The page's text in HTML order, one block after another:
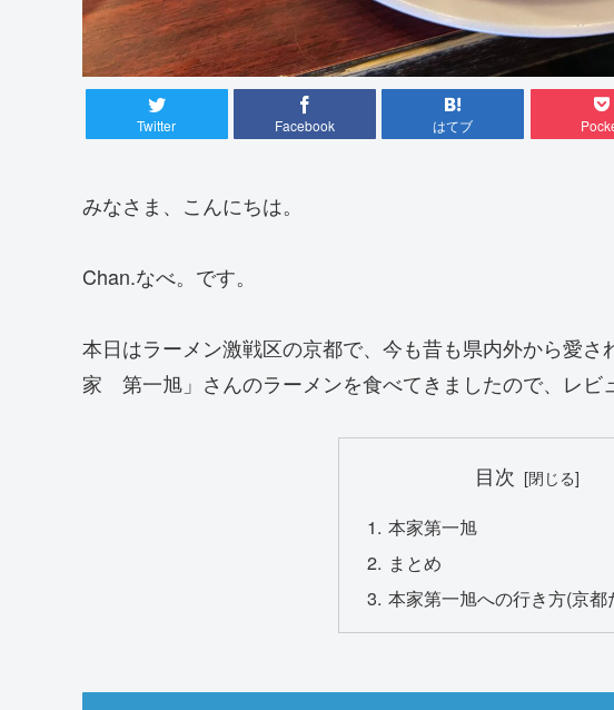
Twitter Facebook はてブ
みなさま、こんにちは。
Chan.なべ。です。
本日はラーメン激戦区の京都で、今も昔も県内外から愛
家 第一旭」さんのラーメンを食べてきましたので、レビ
目次
本家第一旭
まとめ
本家第一旭への行き方(京都